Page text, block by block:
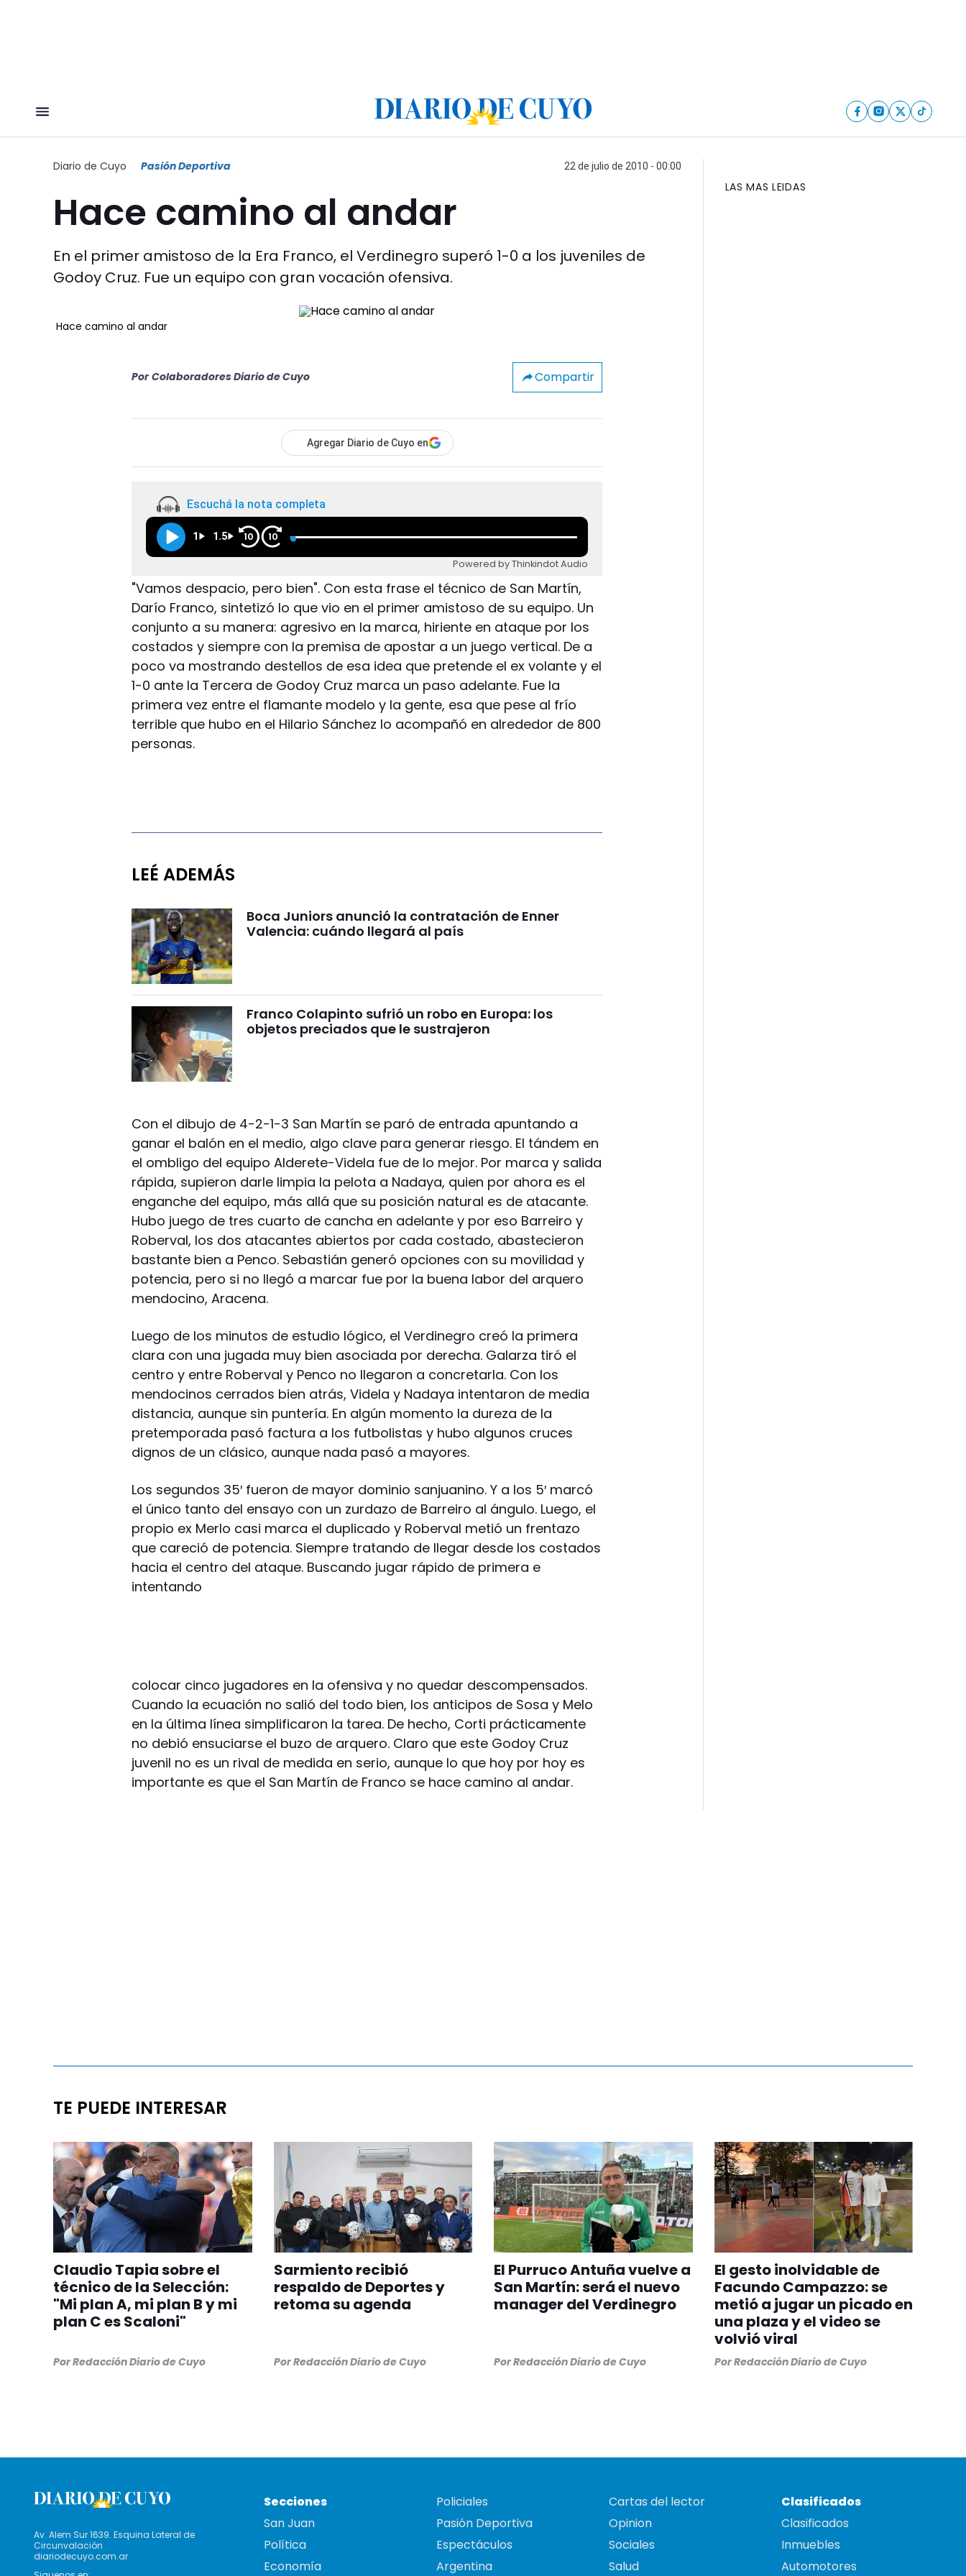
Diario de Cuyo Pasión Deportiva 22 de julio de 2010 - 00:00
Hace camino al andar
En el primer amistoso de la Era Franco, el Verdinegro superó 1-0 a los juveniles de
Godoy Cruz. Fue un equipo con gran vocación ofensiva.
Hace camino al andar
Por Colaboradores Diario de Cuyo Compartir
Agregar Diario de Cuyo en
Escuchá la nota completa
1 1.5 10 10
Powered by Thinkindot Audio
"Vamos despacio, pero bien". Con esta frase el técnico de San Martín,
Darío Franco, sintetizó lo que vio en el primer amistoso de su equipo. Un
conjunto a su manera: agresivo en la marca, hiriente en ataque por los
costados y siempre con la premisa de apostar a un juego vertical. De a
poco va mostrando destellos de esa idea que pretende el ex volante y el
1-0 ante la Tercera de Godoy Cruz marca un paso adelante. Fue la
primera vez entre el flamante modelo y la gente, esa que pese al frío
terrible que hubo en el Hilario Sánchez lo acompañó en alrededor de 800
personas.
LEÉ ADEMÁS
Boca Juniors anunció la contratación de Enner
Valencia: cuándo llegará al país
Franco Colapinto sufrió un robo en Europa: los
objetos preciados que le sustrajeron
Con el dibujo de 4-2-1-3 San Martín se paró de entrada apuntando a
ganar el balón en el medio, algo clave para generar riesgo. El tándem en
el ombligo del equipo Alderete-Videla fue de lo mejor. Por marca y salida
rápida, supieron darle limpia la pelota a Nadaya, quien por ahora es el
enganche del equipo, más allá que su posición natural es de atacante.
Hubo juego de tres cuarto de cancha en adelante y por eso Barreiro y
Roberval, los dos atacantes abiertos por cada costado, abastecieron
bastante bien a Penco. Sebastián generó opciones con su movilidad y
potencia, pero si no llegó a marcar fue por la buena labor del arquero
mendocino, Aracena.
Luego de los minutos de estudio lógico, el Verdinegro creó la primera
clara con una jugada muy bien asociada por derecha. Galarza tiró el
centro y entre Roberval y Penco no llegaron a concretarla. Con los
mendocinos cerrados bien atrás, Videla y Nadaya intentaron de media
distancia, aunque sin puntería. En algún momento la dureza de la
pretemporada pasó factura a los futbolistas y hubo algunos cruces
dignos de un clásico, aunque nada pasó a mayores.
Los segundos 35′ fueron de mayor dominio sanjuanino. Y a los 5′ marcó
el único tanto del ensayo con un zurdazo de Barreiro al ángulo. Luego, el
propio ex Merlo casi marca el duplicado y Roberval metió un frentazo
que careció de potencia. Siempre tratando de llegar desde los costados
hacia el centro del ataque. Buscando jugar rápido de primera e
intentando
colocar cinco jugadores en la ofensiva y no quedar descompensados.
Cuando la ecuación no salió del todo bien, los anticipos de Sosa y Melo
en la última línea simplificaron la tarea. De hecho, Corti prácticamente
no debió ensuciarse el buzo de arquero. Claro que este Godoy Cruz
juvenil no es un rival de medida en serio, aunque lo que hoy por hoy es
importante es que el San Martín de Franco se hace camino al andar.
LAS MAS LEIDAS
TE PUEDE INTERESAR
Claudio Tapia sobre el
técnico de la Selección:
"Mi plan A, mi plan B y mi
plan C es Scaloni"
PorRedacción Diario de Cuyo
Sarmiento recibió
respaldo de Deportes y
retoma su agenda
PorRedacción Diario de Cuyo
El Purruco Antuña vuelve a
San Martín: será el nuevo
manager del Verdinegro
PorRedacción Diario de Cuyo
El gesto inolvidable de
Facundo Campazzo: se
metió a jugar un picado en
una plaza y el video se
volvió viral
PorRedacción Diario de Cuyo
Av. Alem Sur 1639. Esquina Lateral de
Circunvalación
diariodecuyo.com.ar
Secciones
San Juan
Política
Economía
Policiales
Pasión Deportiva
Espectáculos
Argentina
Cartas del lector
Opinion
Sociales
Salud
Clasificados
Clasificados
Inmuebles
Automotores